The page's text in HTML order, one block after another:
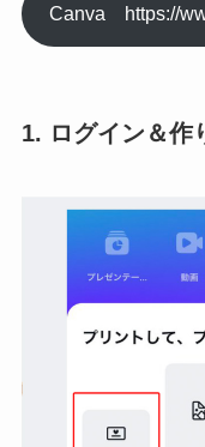
Canva https://
1. ログイン＆作